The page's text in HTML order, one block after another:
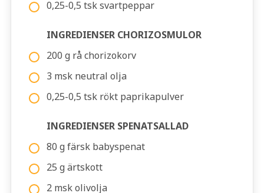
0,25-0,5 tsk svartpeppar
INGREDIENSER CHORIZOSMULOR
200 g rå chorizokorv
3 msk neutral olja
0,25-0,5 tsk rökt paprikapulver
INGREDIENSER SPENATSALLAD
80 g färsk babyspenat
25 g ärtskott
2 msk olivolja